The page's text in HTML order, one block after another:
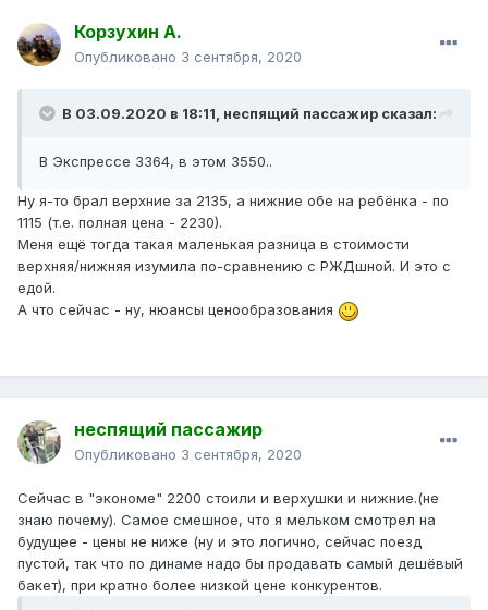
Корзухин А.
Опубликовано 3 сентября, 2020
В 03.09.2020 в 18:11, неспящий пассажир сказал:
В Экспрессе 3364, в этом 3550..
Ну я-то брал верхние за 2135, а нижние обе на ребёнка - по
1115 (т.е. полная цена - 2230).
Меня ещё тогда такая маленькая разница в стоимости
верхняя/нижняя изумила по-сравнению с РЖДшной. И это с
едой.
А что сейчас - ну, нюансы ценообразования
неспящий пассажир
Опубликовано 3 сентября, 2020
Сейчас в "экономе" 2200 стоили и верхушки и нижние.(не
знаю почему). Самое смешное, что я мельком смотрел на
будущее - цены не ниже (ну и это логично, сейчас поезд
пустой, так что по динаме надо бы продавать самый дешёвый
бакет), при кратно более низкой цене конкурентов.